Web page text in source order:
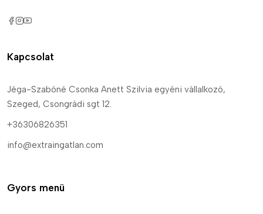
Kapcsolat
Jéga-Szabóné Csonka Anett Szilvia egyéni vállalkozó,
Szeged, Csongrádi sgt 12.
+36306826351
info@extraingatlan.com
Gyors menü